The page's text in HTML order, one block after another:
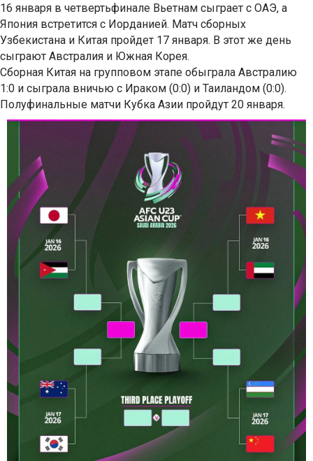
16 января в четвертьфинале Вьетнам сыграет с ОАЭ, а
Япония встретится с Иорданией. Матч сборных
Узбекистана и Китая пройдет 17 января. В этот же день
сыграют Австралия и Южная Корея.
Сборная Китая на групповом этапе обыграла Австралию
1:0 и сыграла вничью с Ираком (0:0) и Таиландом (0:0).
Полуфинальные матчи Кубка Азии пройдут 20 января.